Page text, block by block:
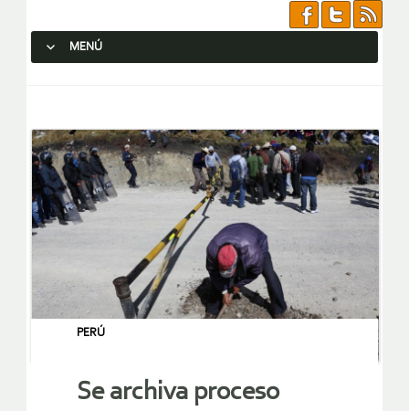
MENÚ
PERÚ
Se archiva proceso